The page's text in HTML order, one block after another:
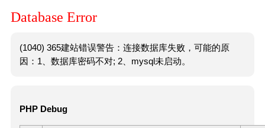
Database Error
(1040) 365建站错误警告：连接数据库失败，可能的原
因：1、数据库密码不对; 2、mysql未启动。
PHP Debug